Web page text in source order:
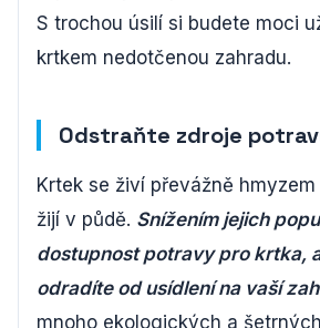
S trochou úsilí si budete moci
krtkem nedotčenou zahradu.
Odstraňte zdroje
Krtek se živí převážně
žijí v půdě. Snížením jejich
dostupnost potravy pro krtka,
odradíte od usídlení na vaší
mnoho ekologických a